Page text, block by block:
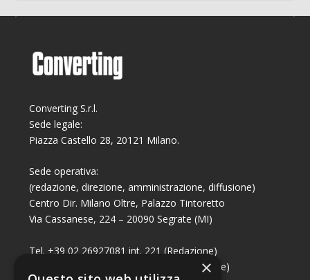
Converting S.r.l.
Sede legale:
Piazza Castello 28, 20121 Milano.
Sede operativa:
(redazione, direzione, amministrazione, diffusione)
Centro Dir. Milano Oltre, Palazzo Tintoretto
Via Cassanese, 224 – 20090 Segrate (MI)
Tel. +39 02 26927081 int. 221 (Redazione)
Tel. +39 02 26927081 int. 224 (Commerciale)
×